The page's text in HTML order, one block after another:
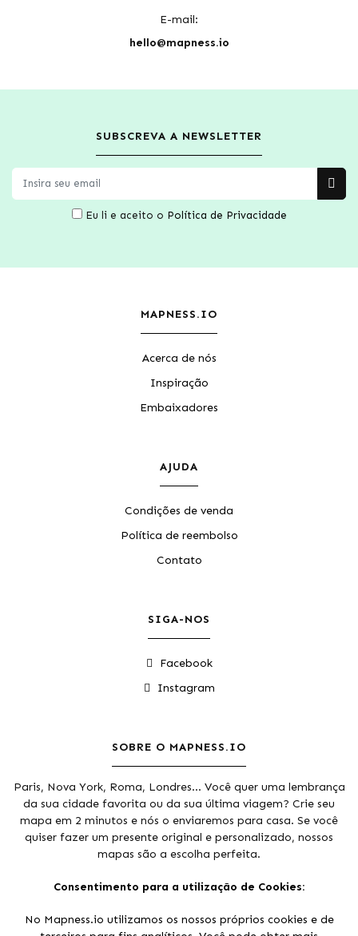
E-mail:
hello@mapness.io
SUBSCREVA A NEWSLETTER
Eu li e aceito o Política de Privacidade
MAPNESS.IO
Acerca de nós
Inspiração
Embaixadores
AJUDA
Condições de venda
Política de reembolso
Contato
SIGA-NOS
Facebook
Instagram
SOBRE O MAPNESS.IO
Paris, Nova York, Roma, Londres... Você quer uma lembrança
da sua cidade favorita ou da sua última viagem? Crie seu
mapa em 2 minutos e nós o enviaremos para casa. Se você
quiser fazer um presente original e personalizado, nossos
mapas são a escolha perfeita.
Obrigado aoscolaboradores do Open Street Maps
Consentimento para a utilização de Cookies:
No Mapness.io utilizamos os nossos próprios cookies e de